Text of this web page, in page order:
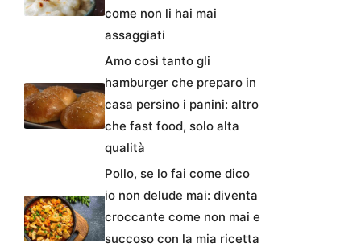
come non li hai mai
assaggiati
Amo così tanto gli
hamburger che preparo in
casa persino i panini: altro
che fast food, solo alta
qualità
Pollo, se lo fai come dico
io non delude mai: diventa
croccante come non mai e
succoso con la mia ricetta